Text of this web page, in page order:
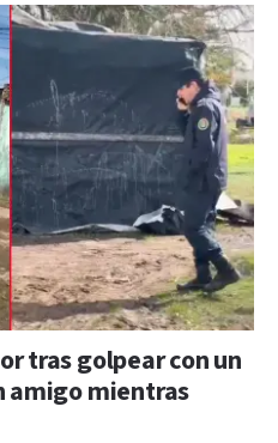
tras golpear con un
amigo mientras